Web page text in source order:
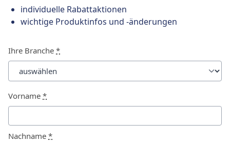
individuelle Rabattaktionen
wichtige Produktinfos und -änderungen
Ihre Branche *
Vorname *
Nachname *